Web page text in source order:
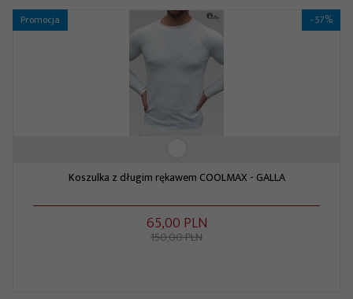
Promocja - 57%
Koszulka z długim rękawem COOLMAX - GALLA
65,00 PLN
150,00 PLN